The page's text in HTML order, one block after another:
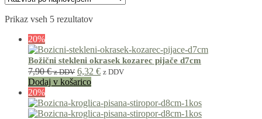
Prikaz vseh 5 rezultatov
20%
Božični stekleni okrasek kozarec pijače d7cm
7,90€ z DDV 6,32 € z DDV
Dodaj v košarico
20%